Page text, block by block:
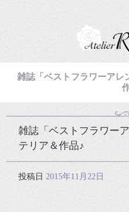
雑誌「ベストフラワーアレ
雑誌「ベストフラワー
テリア＆作品♪
投稿日 2015年11月22日